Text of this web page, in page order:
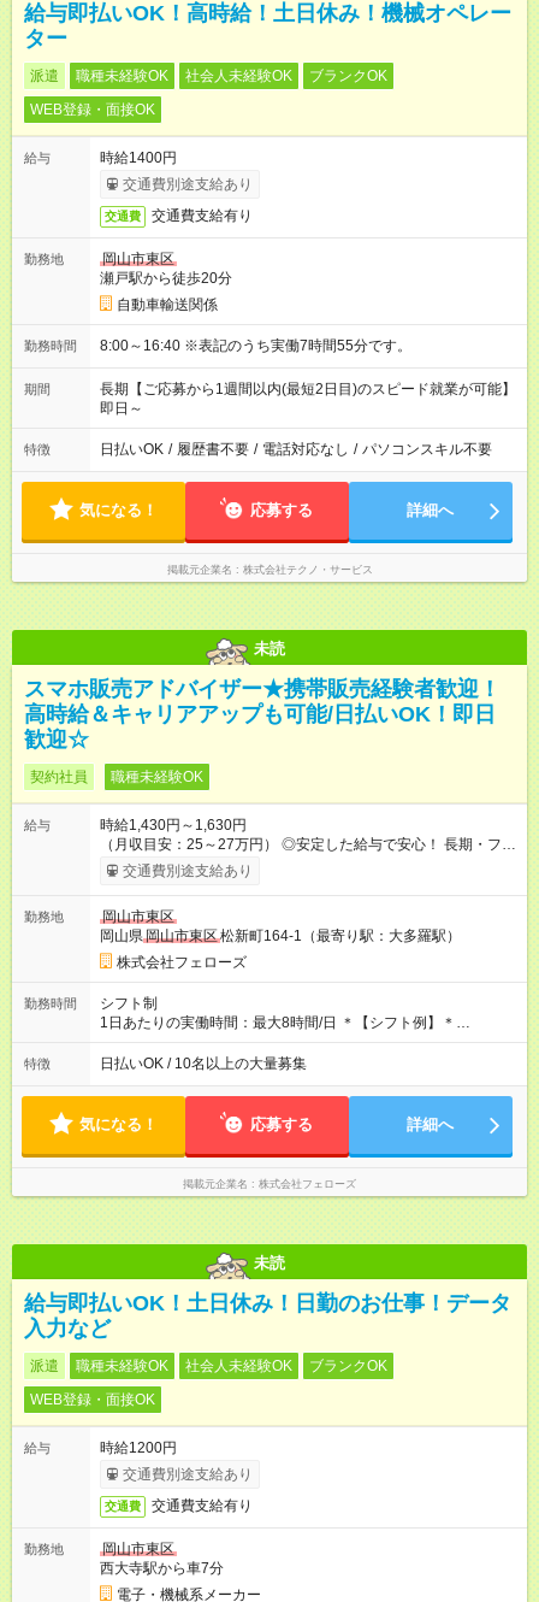
給与即払いOK！高時給！土日休み！機械オペレー
ター
派遣 職種未経験OK 社会人未経験OK
ブランクOK
WEB登録・面接OK
給与
時給1400円
交通費別途支給あり
交通費 交通費支給有り
勤務地
岡山市東区
瀬戸駅から徒歩20分
自動車輸送関係
勤務時間 8:00～16:40 ※表記のうち実働7時間55分です。
期間
長期【ご応募から1週間以内(最短2日目)のスピード就業が可能】
即日～
特徴 日払いOK / 履歴書不要 / 電話対応なし / パソコンスキル不要
気になる！ 応募する 詳細へ
掲載元企業名 株式会社テクノ・サービス
未読
スマホ販売アドバイザー★携帯販売経験者歓迎！
高時給＆キャリアアップも可能/日払いOK！即日
歓迎☆
契約社員 職種未経験OK
給与
時給1,430円～1,630円
（月収目安：25～27万円） ◎安定した給与で安心！ 長期・フル
タイムで勤務いただける方にお越しいただきたいと思っていま
す。シフトが削られることはないので、安定した給与が入りま
たいという人もいると思います。このあたりは柔軟に対応する
ので、お気軽にご相談ください！ ※2ヶ月の試用期間がありま
す。その間の給与・待遇に変更はありません。 【試用期間】試
用期間あり 試用期間の長さ：2ヶ月 雇用形態、給与は本採用時
と同じです。
交通費別途支給あり
勤務地
岡山市東区
岡山県岡山市東区松新町164-1（最寄り駅：大多羅駅）
株式会社フェローズ
勤務時間
シフト制
1日あたりの実働時間：最大8時間/日 ＊【シフト例】＊
(1) 10:00～19:00 (2) 11:00～20:00 (3) 12:00～21:00 など ◎
いずれも実働8時間・休憩1時間です。中抜けシフトなどはあり
たい」などあれば相談に応じますのでおっしゃってください！
特徴 日払いOK / 10名以上の大量募集
気になる！ 応募する 詳細へ
掲載元企業名 株式会社フェローズ
未読
給与即払いOK！土日休み！日勤のお仕事！データ
入力など
派遣 職種未経験OK 社会人未経験OK
ブランクOK
WEB登録・面接OK
給与
時給1200円
交通費別途支給あり
交通費 交通費支給有り
勤務地
岡山市東区
西大寺駅から車7分
電子・機械系メーカー